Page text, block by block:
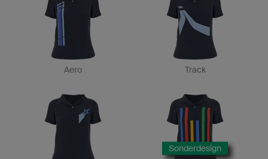
Aero Track
Sonderdesign